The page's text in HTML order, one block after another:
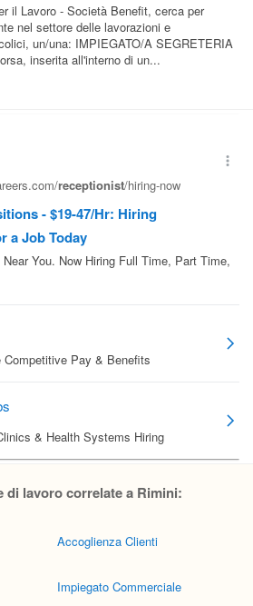
il Lavoro - Società Benefit, cerca per
nel settore delle lavorazioni e
un/una: IMPIEGATO/A SEGRETERIA
inserita all'interno di un...
di lavoro correlate a Rimini:
Accoglienza Clienti
Impiegato Commerciale